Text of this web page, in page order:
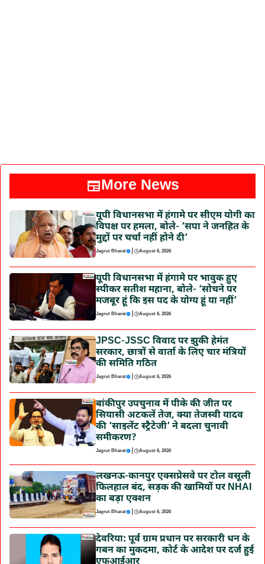
More News
यूपी विधानसभा में हंगामे पर सीएम योगी का
विपक्ष पर हमला, बोले- ‘सपा ने जनहित के
मुद्दों पर चर्चा नहीं होने दी’
Jagrut Bharat | August 6, 2026
यूपी विधानसभा में हंगामे पर भावुक हुए
स्पीकर सतीश महाना, बोले- ‘सोचने पर
मजबूर हूं कि इस पद के योग्य हूं या नहीं’
Jagrut Bharat | August 6, 2026
JPSC-JSSC विवाद पर झुकी हेमंत
सरकार, छात्रों से वार्ता के लिए चार मंत्रियों
की समिति गठित
Jagrut Bharat | August 6, 2026
बांकीपुर उपचुनाव में पीके की जीत पर
सियासी अटकलें तेज, क्या तेजस्वी यादव
की ‘साइलेंट स्ट्रैटेजी’ ने बदला चुनावी
समीकरण?
Jagrut Bharat | August 6, 2026
लखनऊ-कानपुर एक्सप्रेसवे पर टोल वसूली
फिलहाल बंद, सड़क की खामियों पर NHAI
का बड़ा एक्शन
Jagrut Bharat | August 6, 2026
देवरिया: पूर्व ग्राम प्रधान पर सरकारी धन के
गबन का मुकदमा, कोर्ट के आदेश पर दर्ज हुई